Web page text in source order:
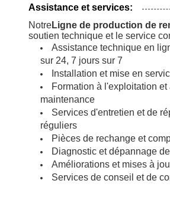
Assistance et services:
NotreLigne de production de
soutien technique et le service
Assistance technique en
sur 24, 7 jours sur 7
Installation et mise en
Formation à l'exploitation et
maintenance
Services d'entretien et de
réguliers
Pièces de rechange et
Diagnostic et dépannage
Améliorations et mises à
Services de conseil et de